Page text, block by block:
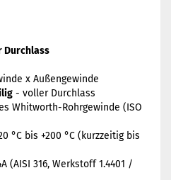
Durchlass
x Außengewinde
- voller Durchlass
Whitworth-Rohrgewinde (ISO
°C bis +200 °C (kurzzeitig bis
(AISI 316, Werkstoff 1.4401 /